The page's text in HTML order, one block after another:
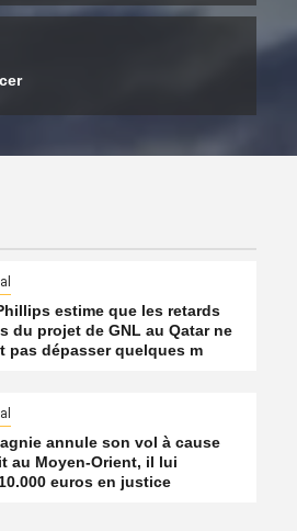
Golfe face au défi de la
estime que les retards
du projet de GNL au Qatar ne
pas dépasser quelques m
annule son vol à cause
au Moyen-Orient, il lui
euros en justice